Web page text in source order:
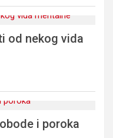
od nekog vida
i poroka